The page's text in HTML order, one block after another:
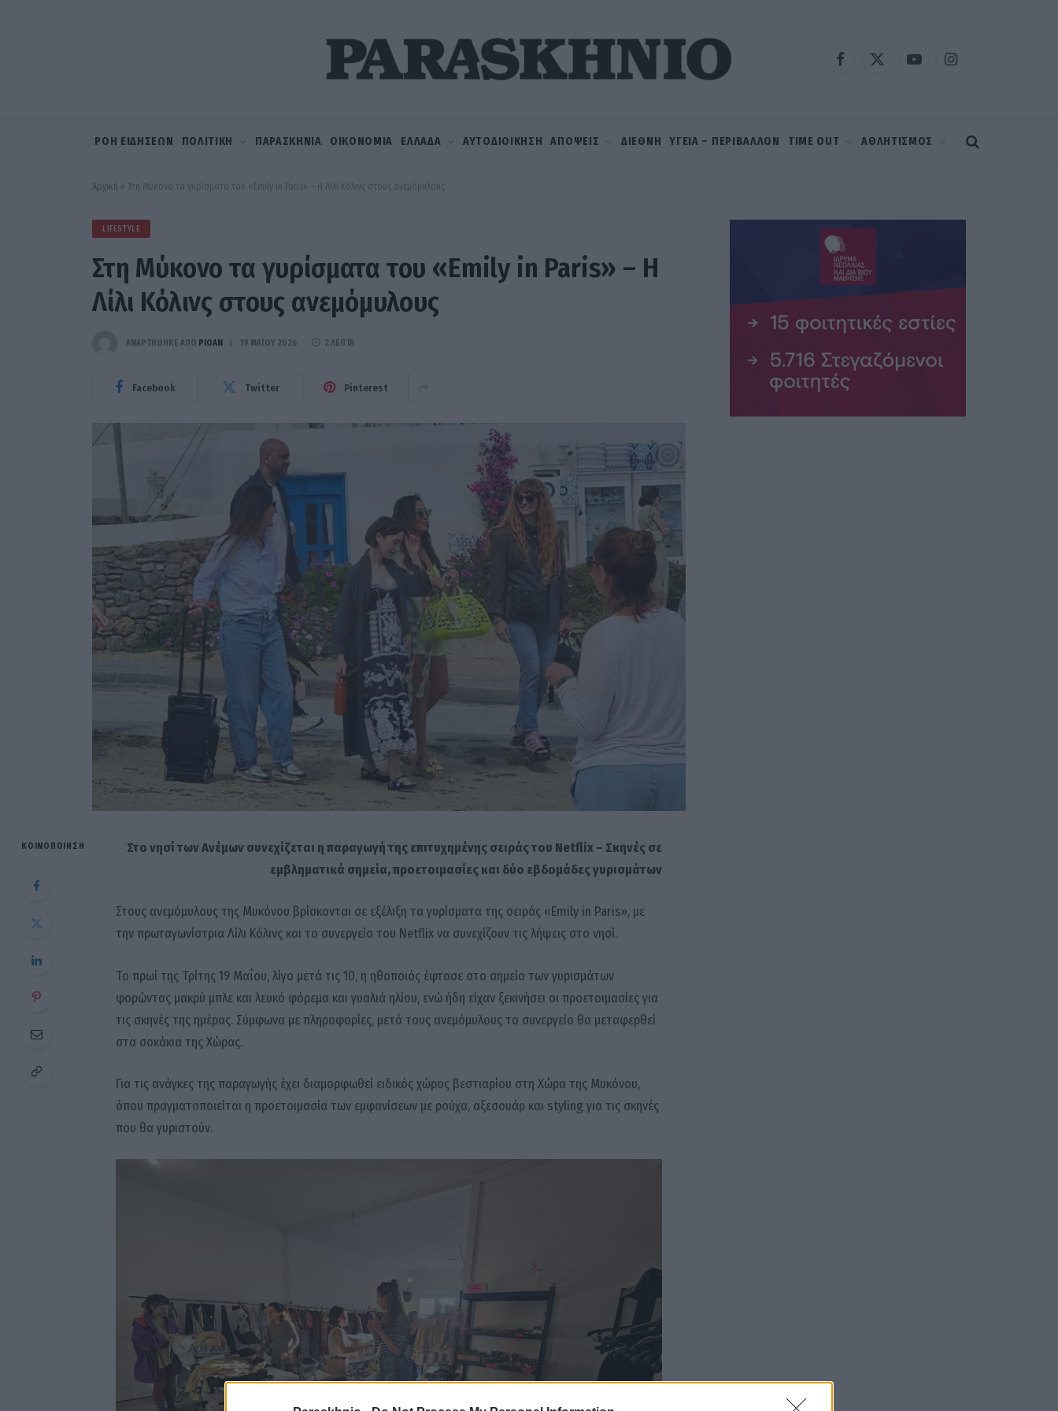
Facebook
X
YouTubeInstagram
ΡΟΗ ΕΙΔΗΣΕΩΝ ΠΟΛΙΤΙΚΗ ΠΑΡΑΣΚΗΝΙΑ ΟΙΚΟΝΟΜΙΑ ΕΛΛΑΔΑ ΑΥΤΟΔΙΟΙΚΗΣΗ ΑΠΟΨΕΙΣ ΔΙΕΘΝΗ ΥΓΕΙΑ – ΠΕΡΙΒΑΛΛΟΝ TIME OUT ΑΘΛΗΤΙΣΜΟΣ
Αρχική » Στη Μύκονο τα γυρίσματα του «Emily in Paris» – Η Λίλι Κόλινς στους ανεμόμυλους
LIFESTYLE
Στη Μύκονο τα γυρίσματα του «Emily in Paris» – Η
Λίλι Κόλινς στους ανεμόμυλους
ΑΝΑΡΤΗΘΗΚΕ ΑΠΟ PIOAN 19 ΜΑΪ́ΟΥ 2026 2 ΛΕΠΤΆ
Facebook Twitter Pinterest
ΚΟΙΝΟΠΟΊΗΣΗ
Στο νησί των Ανέμων συνεχίζεται η παραγωγή της επιτυχημένης σειράς του Netflix – Σκηνές σε
εμβληματικά σημεία, προετοιμασίες και δύο εβδομάδες γυρισμάτων
Στους ανεμόμυλους της Μυκόνου βρίσκονται σε εξέλιξη τα γυρίσματα της σειράς «Emily in Paris», με
την πρωταγωνίστρια Λίλι Κόλινς και το συνεργείο του Netflix να συνεχίζουν τις λήψεις στο νησί.
Το πρωί της Τρίτης 19 Μαΐου, λίγο μετά τις 10, η ηθοποιός έφτασε στο σημείο των γυρισμάτων
φορώντας μακρύ μπλε και λευκό φόρεμα και γυαλιά ηλίου, ενώ ήδη είχαν ξεκινήσει οι προετοιμασίες για
τις σκηνές της ημέρας. Σύμφωνα με πληροφορίες, μετά τους ανεμόμυλους το συνεργείο θα μεταφερθεί
στα σοκάκια της Χώρας.
Για τις ανάγκες της παραγωγής έχει διαμορφωθεί ειδικός χώρος βεστιαρίου στη Χώρα της Μυκόνου,
όπου πραγματοποιείται η προετοιμασία των εμφανίσεων με ρούχα, αξεσουάρ και styling για τις σκηνές
που θα γυριστούν.